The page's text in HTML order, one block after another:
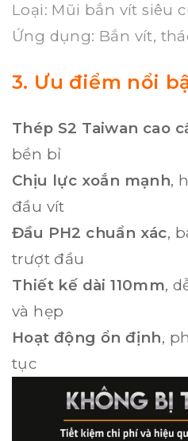
Loại: Mũi bắn vít siêu
Ứng dụng: Bắn vít,
3. Ưu điểm nổi
Thép S2 Taiwan cao
bền bỉ
Chịu lực xoắn mạnh,
đầu vít
Đầu PH2 chuẩn xác,
trượt đầu
Thiết kế dài 110mm,
và hẹp
Hoạt động ổn định,
tục